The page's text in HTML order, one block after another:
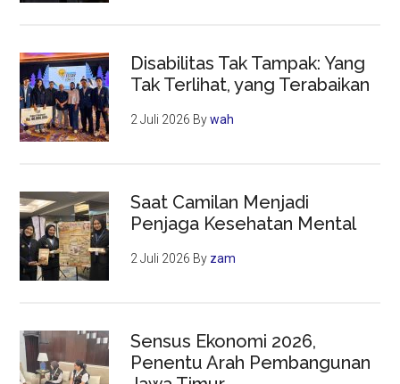
Disabilitas Tak Tampak: Yang
Tak Terlihat, yang Terabaikan
2 Juli 2026 Bywah
Saat Camilan Menjadi
Penjaga Kesehatan Mental
2 Juli 2026 By zam
Sensus Ekonomi 2026,
Penentu Arah Pembangunan